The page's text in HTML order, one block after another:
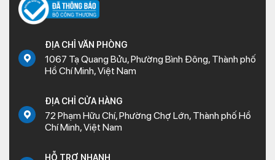
ĐỊA CHỈ VĂN PHÒNG
1067 Tạ Quang Bửu, Phường Bình Đông, Thành phố
Hồ Chí Minh, Việt Nam
ĐỊA CHỈ CỬA HÀNG
72 Phạm Hữu Chí, Phường Chợ Lớn, Thành phố Hồ
Chí Minh, Việt Nam
HỖ TRỢ NHANH